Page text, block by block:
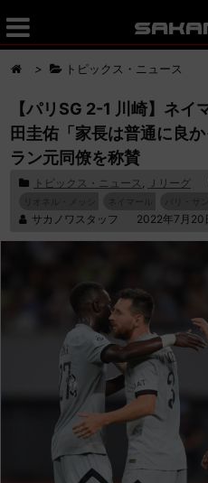
> トピックス・ニュース
【パリSG 2-1 川崎】ネ
田圭佑「家長は普通に良
ラン元同僚を称賛
トピックス・ニュース , Ｊリーグ
サカノワスタッフ 2022年7月20